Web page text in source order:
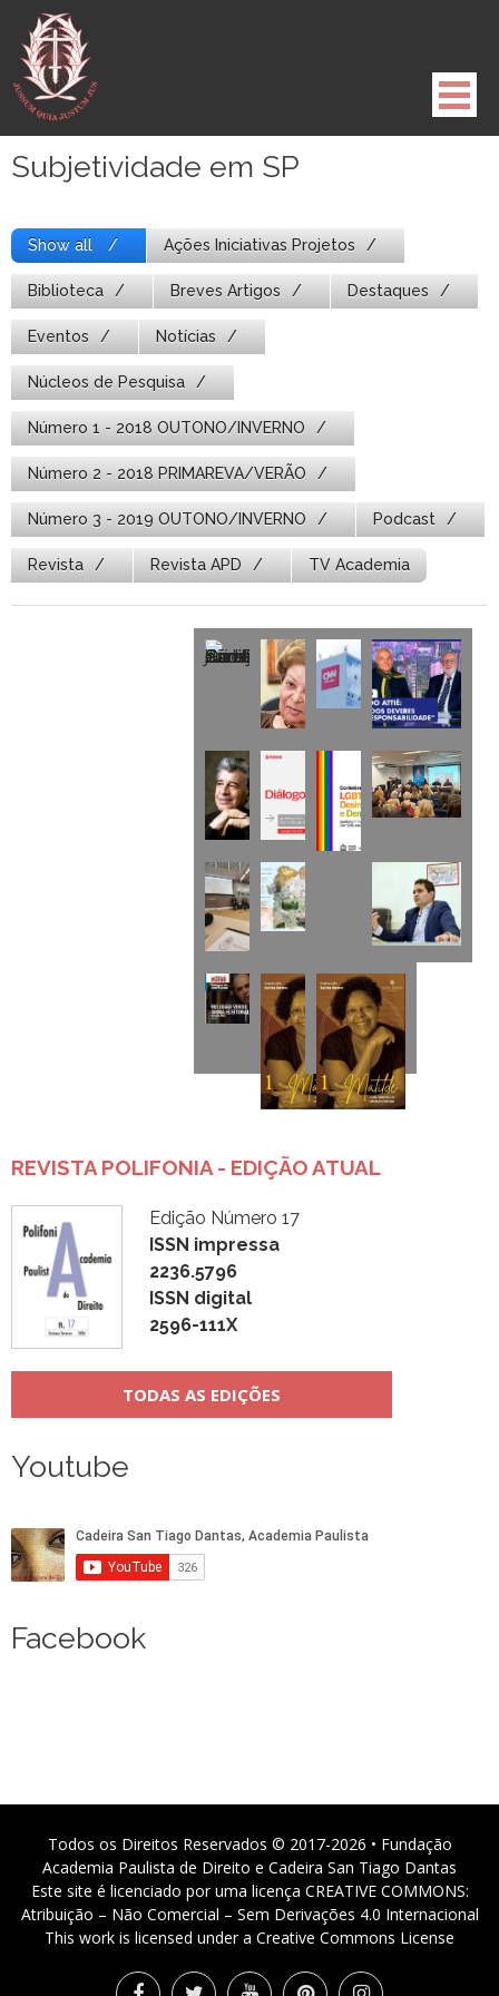
para
conteúdo
Subjetividade em SP
Show all Ações Iniciativas Projetos
Biblioteca Breves Artigos Destaques
Eventos Notícias
Núcleos de Pesquisa
Número 1 - 2018 OUTONO/INVERNO
Número 2 - 2018 PRIMAREVA/VERÃO
Número 3 - 2019 OUTONO/INVERNO Podcast
Revista Revista APD TV Academia
REVISTA POLIFONIA - EDIÇÃO ATUAL
Edição Número 17
ISSN impressa
2236.5796
ISSN digital
2596-111X
TODAS AS EDIÇÕES
Youtube
Facebook
Todos os Direitos Reservados © 2017-2026 • Fundação
Academia Paulista de Direito e Cadeira San Tiago Dantas
Este site é licenciado por uma licença CREATIVE COMMONS:
Atribuição – Não Comercial – Sem Derivações 4.0 Internacional
This work is licensed under a Creative Commons License